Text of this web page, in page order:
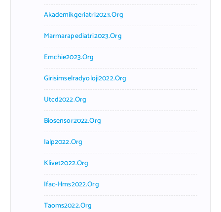
Akademikgeriatri2023.org
Marmarapediatri2023.org
Emchie2023.org
Girisimselradyoloji2022.org
Utcd2022.org
Biosensor2022.org
Ialp2022.org
Klivet2022.org
Ifac-Hms2022.org
Taoms2022.org